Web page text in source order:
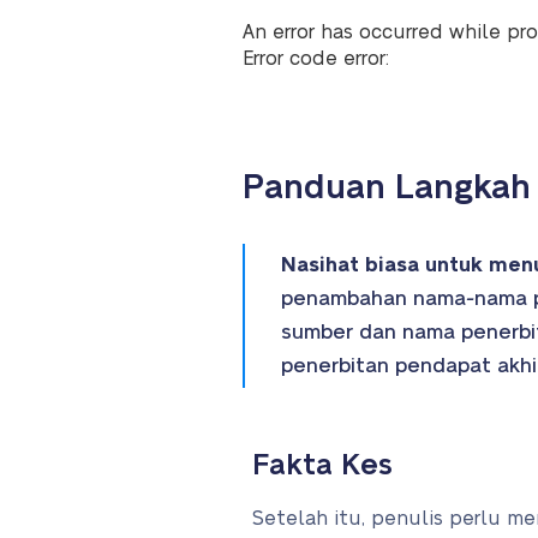
An error has occurred while
Error code error:
Panduan
Nasihat biasa untuk
penambahan nama-
sumber dan nama
penerbitan pendapat
Fakta Kes
Setelah itu, penulis perlu